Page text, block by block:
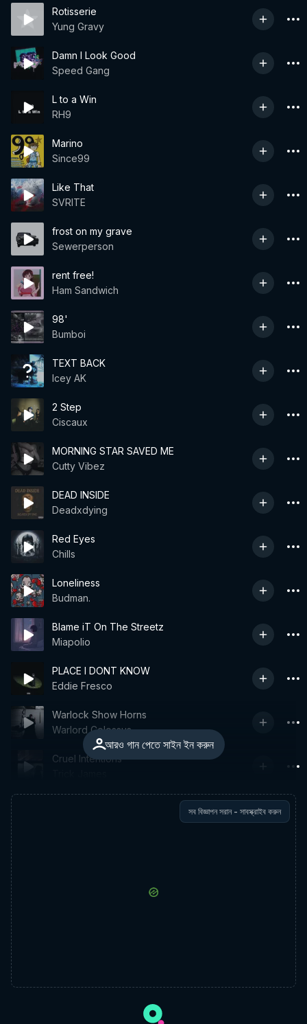
Rotisserie
Yung Gravy
Damn I Look Good
Speed Gang
L to a Win
RH9
Marino
Since99
Like That
SVRITE
frost on my grave
Sewerperson
rent free!
Ham Sandwich
98'
Bumboi
TEXT BACK
Icey AK
2 Step
Ciscaux
MORNING STAR SAVED ME
Cutty Vibez
DEAD INSIDE
Deadxdying
Red Eyes
Chills
Loneliness
Budman.
Blame iT On The Streetz
Miapolio
PLACE I DONT KNOW
Eddie Fresco
আরও গান পেতে সাইন ইন করুন
Warlock Show Horns
Warlord Colossus
Cruel Intentions
সব বিজ্ঞাপন সরান - সাবস্ক্রাইব করুন